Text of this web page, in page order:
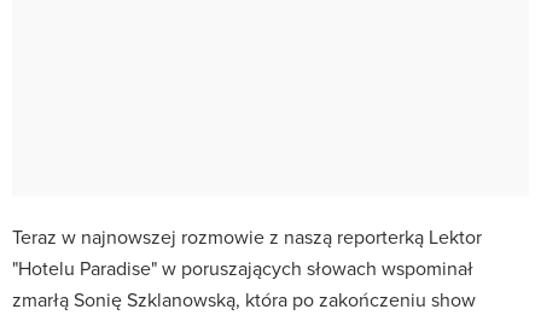
Teraz w najnowszej rozmowie z naszą reporterką Lektor
"Hotelu Paradise" w poruszających słowach wspominał
zmarłą Sonię Szklanowską, która po zakończeniu show